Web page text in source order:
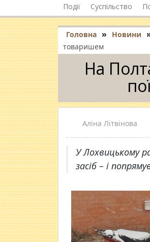
Події Суспільство
Головна » Новини
товаришем
На
Аліна Літвінова
У Лохвицькому
засіб – і